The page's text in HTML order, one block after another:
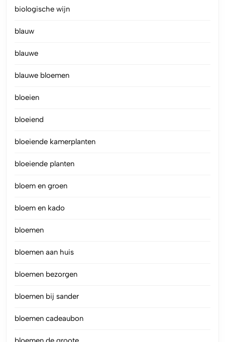
biologische wijn
blauw
blauwe
blauwe bloemen
bloeien
bloeiend
bloeiende kamerplanten
bloeiende planten
bloem en groen
bloem en kado
bloemen
bloemen aan huis
bloemen bezorgen
bloemen bij sander
bloemen cadeaubon